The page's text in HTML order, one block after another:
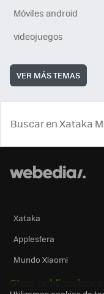
Móviles android
videojuegos
VER MÁS TEMAS
Xataka
Applesfera
Mundo Xiaomi
Otras publicaciones